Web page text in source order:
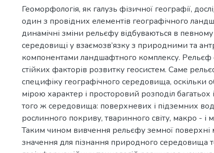
Геоморфологія, як галузь фізичної географії,
один з провідних елементів географічного
динамічні зміни рельєфу відбуваються в
середовищі у взаємозв’язку з природними та
компонентами ландшафтного комплексу. Рельєф
стійких факторів розвитку геосистем. Саме
специфіку географічного середовища, оскільки
мірою характер і просторовий розподіл
того ж середовища: поверхневих і підземних
рослинного покриву, тваринного світу, макро - і
Таким чином вивчення рельєфу земної поверхні
значення для пізнання природного середовища